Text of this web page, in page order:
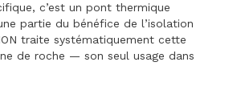
c’est un pont thermique
partie du bénéfice de l’isolation
traite systématiquement cette
de roche — son seul usage dans